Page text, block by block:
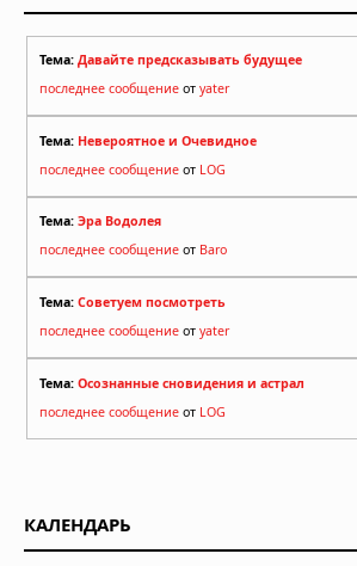
Тема: Давайте предсказывать будущее
последнее сообщение от yater
Тема: Невероятное и Очевидное
последнее сообщение от LOG
Тема: Эра Водолея
последнее сообщение от Baro
Тема: Советуем посмотреть
последнее сообщение от yater
Тема: Осознанные сновидения и астрал
последнее сообщение от LOG
КАЛЕНДАРЬ